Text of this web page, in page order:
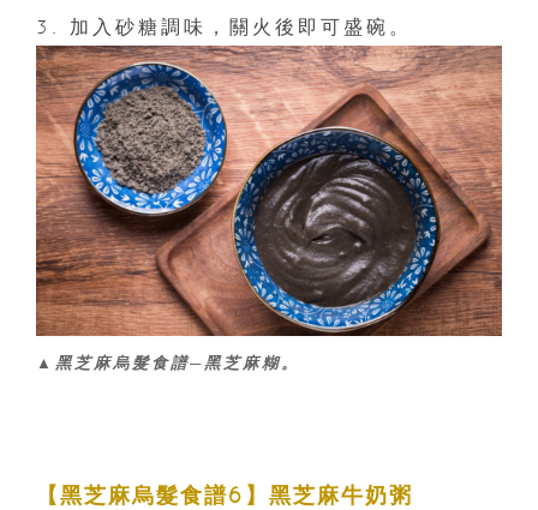
3. 加入砂糖調味，關火後即可盛碗。
▲黑芝麻烏髮食譜─黑芝麻糊。
【黑芝麻烏髮食譜6】黑芝麻牛奶粥